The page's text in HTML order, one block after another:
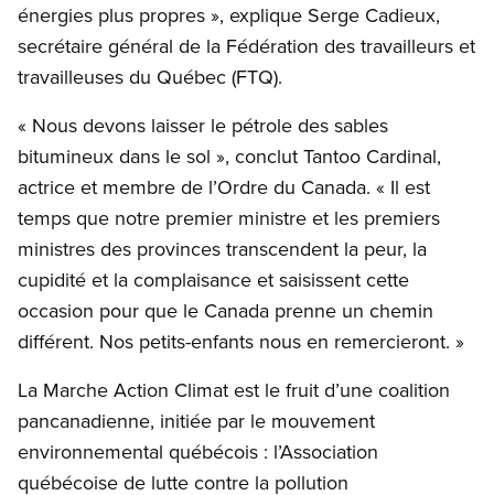
énergies plus propres », explique Serge Cadieux,
secrétaire général de la Fédération des travailleurs et
travailleuses du Québec (FTQ).
« Nous devons laisser le pétrole des sables
bitumineux dans le sol », conclut Tantoo Cardinal,
actrice et membre de l’Ordre du Canada. « Il est
temps que notre premier ministre et les premiers
ministres des provinces transcendent la peur, la
cupidité et la complaisance et saisissent cette
occasion pour que le Canada prenne un chemin
différent. Nos petits-enfants nous en remercieront. »
La Marche Action Climat est le fruit d’une coalition
pancanadienne, initiée par le mouvement
environnemental québécois : l’Association
québécoise de lutte contre la pollution